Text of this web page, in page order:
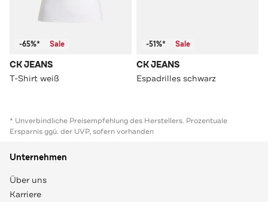
-65%* Sale
CK JEANS
T-Shirt weiß
-51%* Sale
CK JEANS
Espadrilles schwarz
* Unverbindliche Preisempfehlung des Herstellers. Prozentuale
Ersparnis ggü. der UVP, sofern vorhanden
Unternehmen
Über uns
Karriere